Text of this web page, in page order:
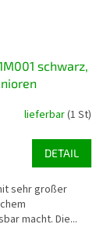
schwarz,
lieferbar(1 St)
DETAIL
sehr großer
macht. Die...